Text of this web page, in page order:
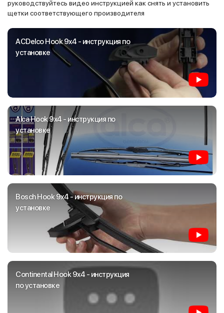
руководствуйтесь видео инструкцией как снять и установить
щетки соответствующего производителя
ACDelco Hook 9x4 - инструкция по
установке
Alca Hook 9x4 - инструкция по
установке
Bosch Hook 9x4 - инструкция по
установке
Continental Hook 9x4 - инструкция
по установке